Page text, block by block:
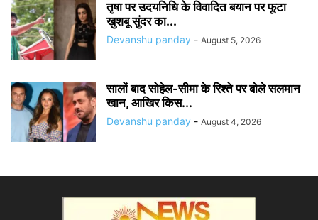
तृषा पर उदयनिधि के विवादित बयान पर फूटा
खुशबू सुंदर का...
Devanshu panday - August 5, 2026
सालों बाद सोहेल-सीमा के रिश्ते पर बोले सलमान
खान, आखिर किस...
Devanshu panday - August 4, 2026